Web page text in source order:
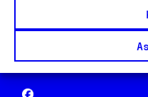
Yhteiskunnallinen